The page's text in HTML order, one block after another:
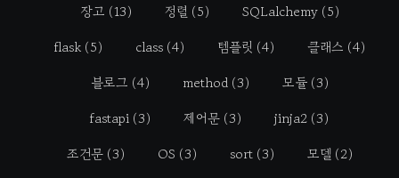
장고 (13) 정렬 (5) SQLalchemy (5)
flask (5) class (4) 템플릿 (4) 클래스 (4)
블로그 (4) method (3) 모듈 (3)
fastapi (3) 제어문 (3) jinja2 (3)
조건문 (3) OS (3) sort (3) 모델 (2)